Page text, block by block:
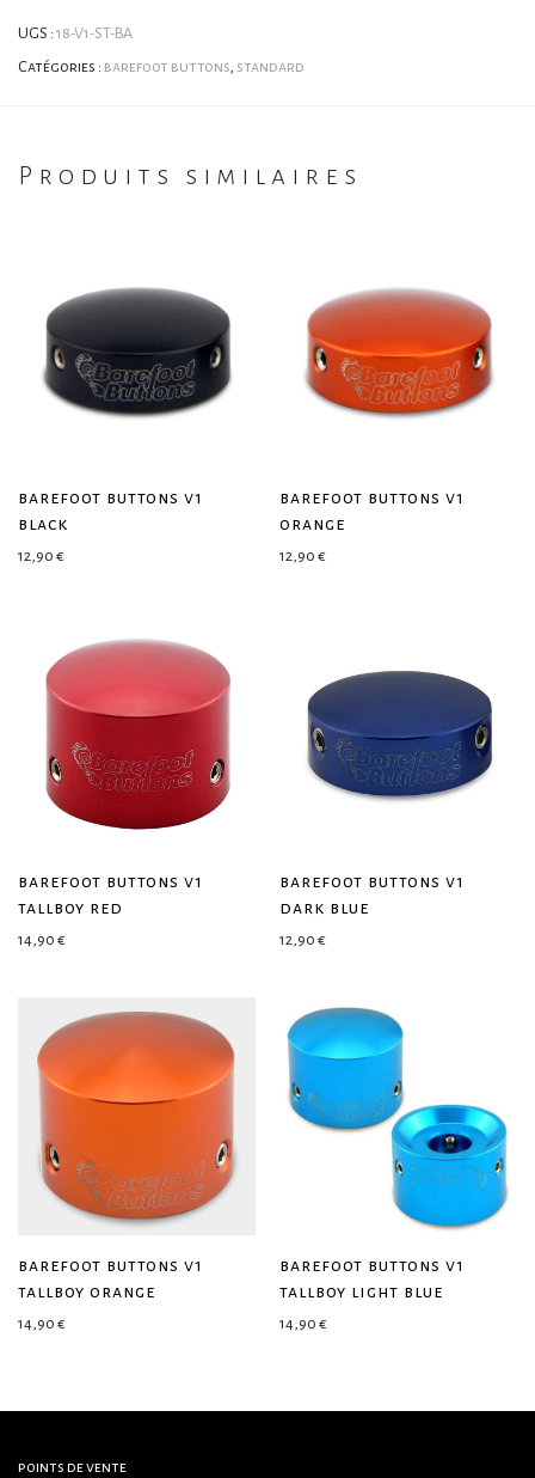
UGS : 18-V1-ST-BA
Catégories : barefoot buttons standard
Produits similaires
barefoot buttons v1
black
12,90 €
barefoot buttons v1
orange
12,90 €
barefoot buttons v1
tallboy red
14,90 €
barefoot buttons v1
dark blue
12,90 €
barefoot buttons v1
tallboy orange
14,90 €
barefoot buttons v1
tallboy light blue
14,90 €
points de vente